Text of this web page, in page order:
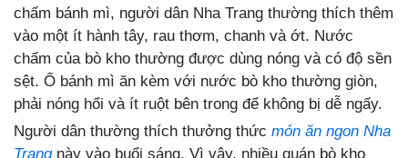
chấm bánh mì, người dân Nha Trang thường thích thêm
vào một ít hành tây, rau thơm, chanh và ớt. Nước
chấm của bò kho thường được dùng nóng và có độ sền
sệt. Ổ bánh mì ăn kèm với nước bò kho thường giòn,
phải nóng hổi và ít ruột bên trong để không bị dễ ngấy.
Người dân thường thích thưởng thức món ăn ngon Nha
Trangnày vào buổi sáng. Vì vậy, nhiều quán bò kho